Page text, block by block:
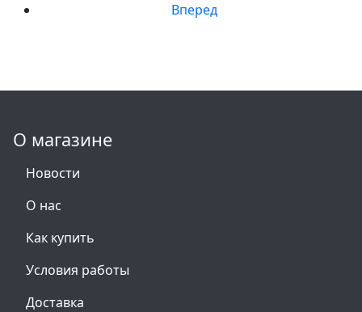
Вперед
О магазине
Новости
О нас
Как купить
Условия работы
Доставка